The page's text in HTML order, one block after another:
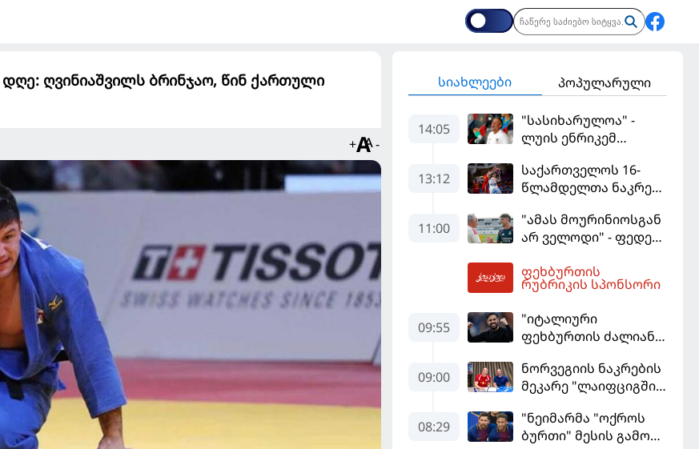
დღე: ღვინიაშვილს ბრინჯაო, წინ ქართული
+ -
სიახლეები პოპულარული
14:05
"სასიხარულოა" -
ლუის ენრიკემ
გაახარა "მანჩესტერ
იუნაიტედთან"
13:12
საქართველოს 16-
წლამდელთა ნაკრები
ესპანეთთან
დამარცხდა
11:00
"ამას მოურინიოსგან
არ ველოდი" - ფედე
ფეხბურთის
რუბრიკის სპონსორი
09:55
"იტალიური
ფეხბურთის ძალიან
ფაბრეგასი
09:00
ნორვეგიის ნაკრების
მეკარე "ლაიფციგში"
08:29
"ნეიმარმა "ოქროს
ბურთი" მესის გამო